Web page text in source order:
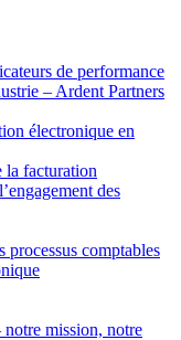
de performance
– Ardent Partners
électronique en
la facturation
des
processus comptables
mission, notre